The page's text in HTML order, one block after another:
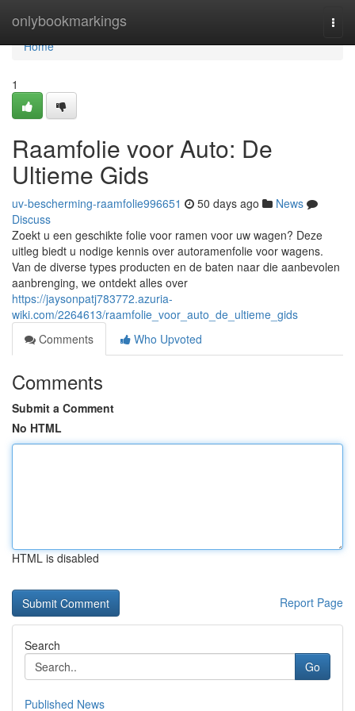
onlybookmarkings
Home
Home
1
Raamfolie voor Auto: De
Ultieme Gids
uv-bescherming-raamfolie996651 50 days ago
News
Discuss
Zoekt u een geschikte folie voor ramen voor uw wagen? Deze
uitleg biedt u nodige kennis over autoramenfolie voor wagens.
Van de diverse types producten en de baten naar die aanbevolen
aanbrenging, we ontdekt alles over
https://jaysonpatj783772.azuria-
wiki.com/2264613/raamfolie_voor_auto_de_ultieme_gids
Comments
Who Upvoted
Comments
Submit a Comment
No HTML
HTML is disabled
Report Page
Search
Go
Published News